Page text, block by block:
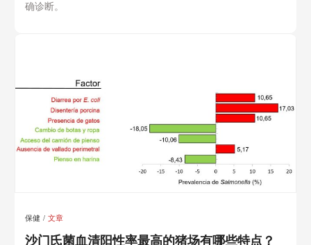
确诊断。
保健 文章
沙门氏菌血清阳性率最高的猪场有哪些特点？